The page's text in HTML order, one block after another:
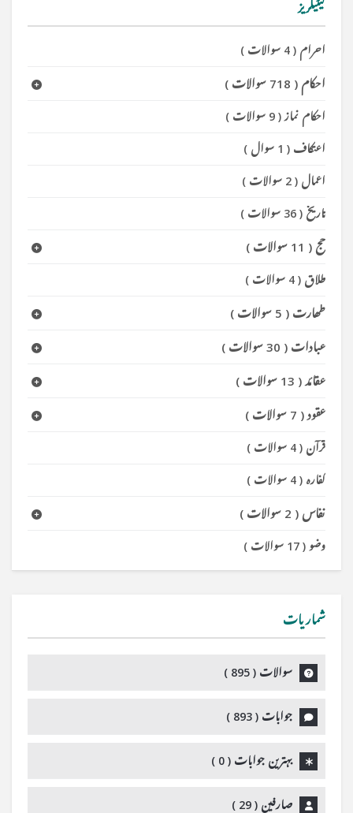
کیٹیگریز
احرام ( 4 سوالات )
احکام ( 718 سوالات )
احکام نماز( 9 سوالات )
اعتکاف ( 1 سوال )
اعمال ( 2 سوالات )
تاریخ ( 36 سوالات )
حج ( 11 سوالات )
طلاق ( 4 سوالات )
طھارت ( 5 سوالات )
عبادات ( 30 سوالات )
عقائد( 13 سوالات )
عقود ( 7 سوالات )
قرآن ( 4 سوالات )
کفارہ ( 4 سوالات )
نفاس ( 2 سوالات )
وضو ( 17 سوالات )
شماریات
سوالات ( 895
)
جوابات ( 893
)
بہترین جوابات ( 0
)
صارفین ( 29
)